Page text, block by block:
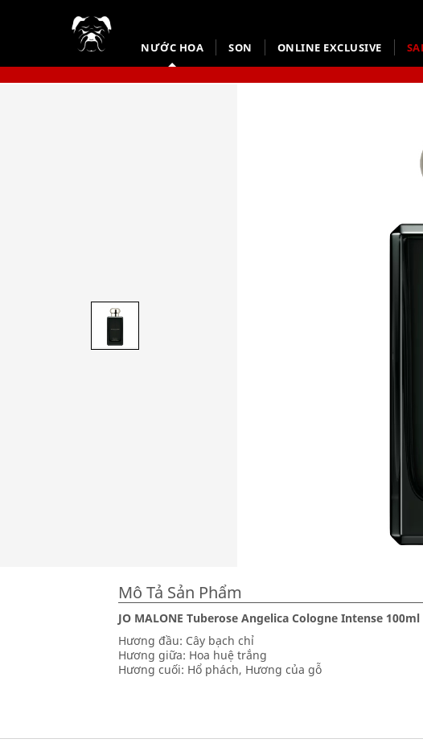
NƯỚC HOA SON ONLINE EXCLUSIVE
Mô Tả Sản Phẩm
JO MALONE Tuberose Angelica Cologne Intense 100ml
Hương đầu: Cây bạch chỉ
Hương giữa: Hoa huệ trắng
Hương cuối: Hổ phách, Hương của gỗ